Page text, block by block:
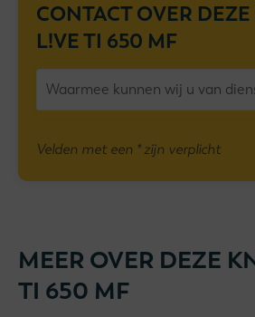
CONTACT OVER DEZE
L!VE TI 650 MF
Velden met een * zijn verplicht
MEER OVER DEZE
TI 650 MF